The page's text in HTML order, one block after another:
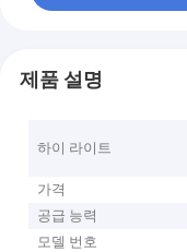
제품 설명
하이 라이트
가격
공급 능력
모델 번호